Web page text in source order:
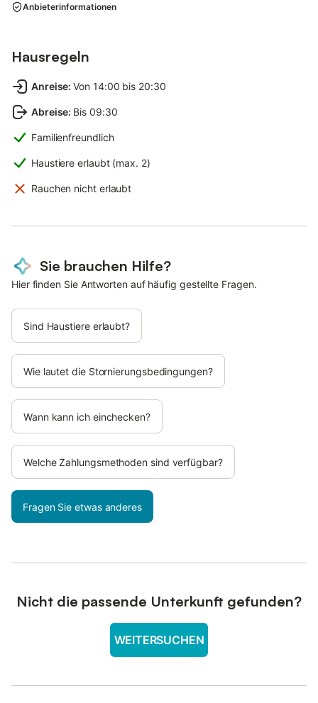
Anbieterinformationen
Hausregeln
Anreise: Von 14:00 bis 20:30
Abreise: Bis 09:30
Familienfreundlich
Haustiere erlaubt (max. 2)
Rauchen nicht erlaubt
Sie brauchen Hilfe?
Hier finden Sie Antworten auf häufig gestellte Fragen.
Sind Haustiere erlaubt?
Wie lautet die Stornierungsbedingungen?
Wann kann ich einchecken?
Welche Zahlungsmethoden sind verfügbar?
Fragen Sie etwas anderes
Nicht die passende Unterkunft gefunden?
WEITERSUCHEN